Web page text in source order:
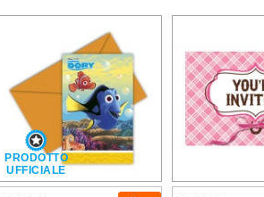
PRODOTTO
UFFICIALE